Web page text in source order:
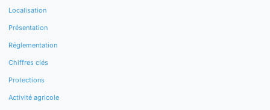
Localisation
Présentation
Réglementation
Chiffres clés
Protections
Activité agricole